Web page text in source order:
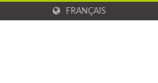
FRANÇAIS